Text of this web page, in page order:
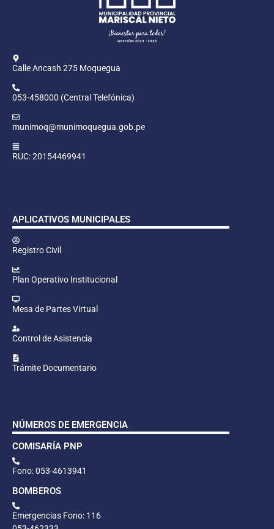
Calle Ancash 275 Moquegua
053-458000 (Central Telefónica)
munimoq@munimoquegua.gob.pe
RUC: 20154469941
APLICATIVOS MUNICIPALES
Registro Civil
Plan Operativo Institucional
Mesa de Partes Virtual
Control de Asistencia
Trámite Documentario
NÚMEROS DE EMERGENCIA
COMISARÍA PNP
Fono: 053-4613941
BOMBEROS
Emergencias Fono: 116